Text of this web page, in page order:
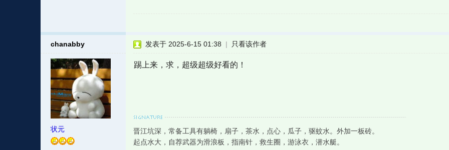
chanabby
状元
发表于 2025-6-15 01:38 | 只看该作者
踢上来，求，超级超级好看的！
晋江坑深，常备工具有躺椅，扇子，茶水，点心，瓜子，驱蚊水。外加一板砖。
起点水大，自荐武器为滑浪板，指南针，救生圈，游泳衣，潜水艇。